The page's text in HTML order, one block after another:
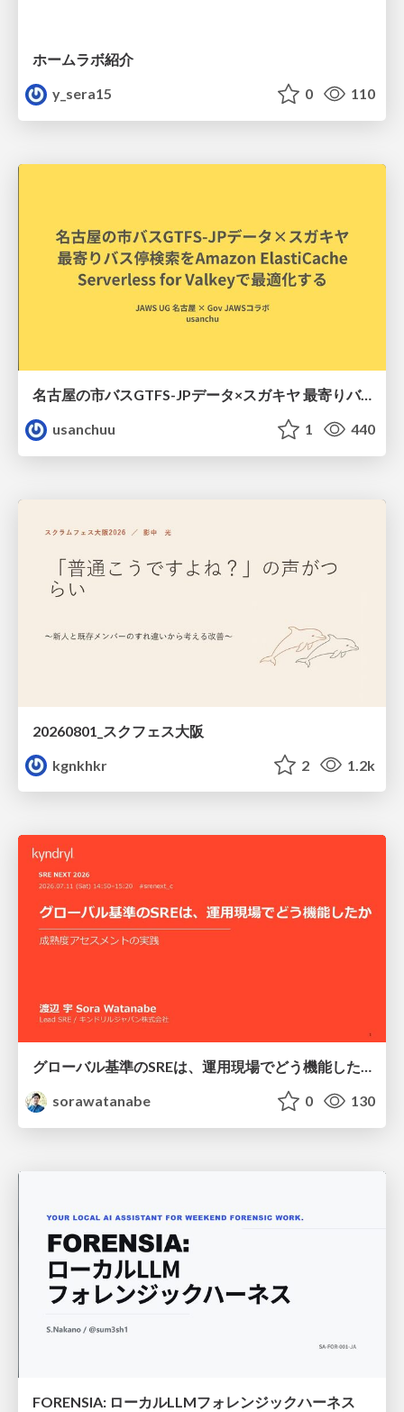
ホームラボ紹介
y_sera15
0 110
名古屋の市バスGTFS-JPデータ×スガキヤ 最寄りバス停検索をAmazon ElastiCache Serverless for Valkeyで最適化する
usanchuu
1 440
20260801_スクフェス大阪
kgnkhkr
2 1.2k
グローバル基準のSREは、運用現場でどう機能したか：成熟度アセスメントの実践 ／ SRE NEXT 2026
sorawatanabe
0 130
FORENSIA: ローカルLLMフォレンジックハーネス